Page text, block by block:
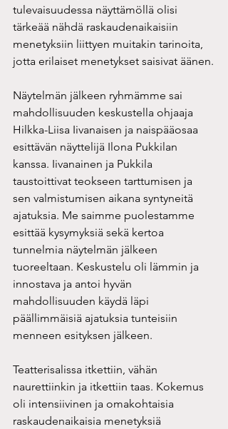
tulevaisuudessa näyttämöllä olisi
tärkeää nähdä raskaudenaikaisiin
menetyksiin liittyen muitakin tarinoita,
jotta erilaiset menetykset saisivat äänen.
Näytelmän jälkeen ryhmämme sai
mahdollisuuden keskustella ohjaaja
Hilkka-Liisa Iivanaisen ja naispääosaa
esittävän näyttelijä Ilona Pukkilan
kanssa. Iivanainen ja Pukkila
taustoittivat teokseen tarttumisen ja
sen valmistumisen aikana syntyneitä
ajatuksia. Me saimme puolestamme
esittää kysymyksiä sekä kertoa
tunnelmia näytelmän jälkeen
tuoreeltaan. Keskustelu oli lämmin ja
innostava ja antoi hyvän
mahdollisuuden käydä läpi
päällimmäisiä ajatuksia tunteisiin
menneen esityksen jälkeen.
Teatterisalissa itkettiin, vähän
naurettiinkin ja itkettiin taas. Kokemus
oli intensiivinen ja omakohtaisia
raskaudenaikaisia menetyksiä